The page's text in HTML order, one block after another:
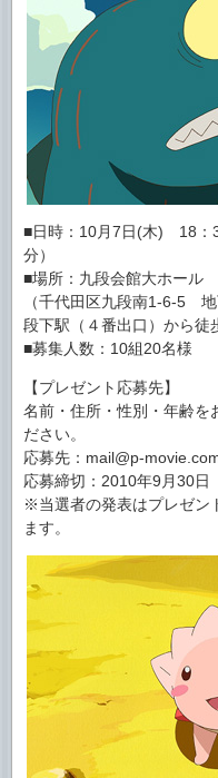
■日時：10月7日(木) 18：
分）
■場所：九段会館大ホール
（千代田区九段南1-6-5
段下駅（４番出口）から徒
■募集人数：10組20名様
【プレゼント応募先】
名前・住所・性別・年齢を
ださい。
応募先：mail@p-
応募締切：2010年9月30日
※当選者の発表はプレゼン
ます。